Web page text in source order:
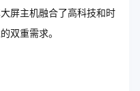
屏主机融合了高科技和时
双重需求。